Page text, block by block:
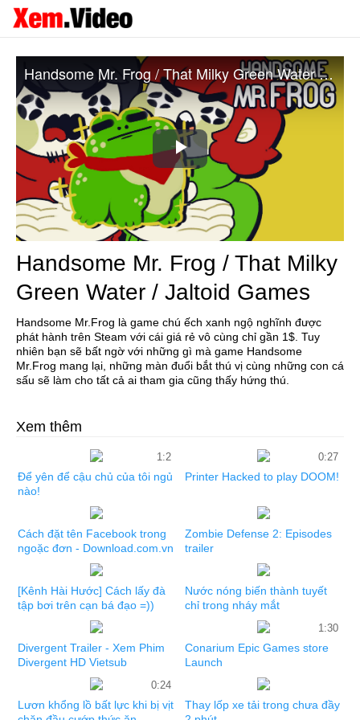
Play
Video
Handsome Mr. Frog / That Milky Green Water / Jaltoid Games
Handsome Mr. Frog / That Milky
Green Water / Jaltoid Games
Handsome Mr.Frog là game chú ếch xanh ngộ nghĩnh được
phát hành trên Steam với cái giá rẻ vô cùng chỉ gần 1$. Tuy
nhiên bạn sẽ bất ngờ với những gì mà game Handsome
Mr.Frog mang lại, những màn đuổi bắt thú vị cùng những con cá
sấu sẽ làm cho tất cả ai tham gia cũng thấy hứng thú.
Xem thêm
1:2
Để yên để cậu chủ của tôi ngủ
nào!
0:27
Printer Hacked to play DOOM!
Cách đặt tên Facebook trong
ngoặc đơn - Download.com.vn
Zombie Defense 2: Episodes
trailer
[Kênh Hài Hước] Cách lấy đà
tập bơi trên cạn bá đạo =))
Nước nóng biến thành tuyết
chỉ trong nháy mắt
Divergent Trailer - Xem Phim
Divergent HD Vietsub
1:30
Conarium Epic Games store
Launch
0:24
Lươn khổng lồ bất lực khi bị vịt
Thay lốp xe tải trong chưa đầy